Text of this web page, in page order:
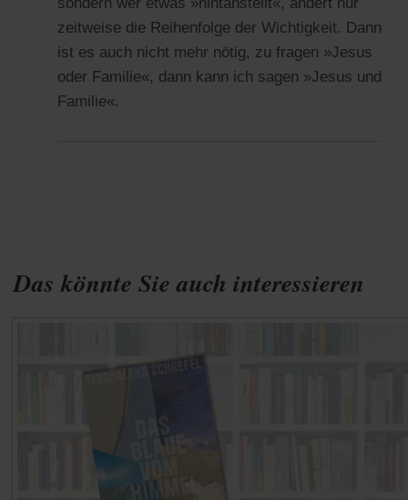
Das könnte Sie auch interessieren
zeitweise die Reihenfolge der Wichtigkeit. Dann
ist es auch nicht mehr nötig, zu fragen »Jesus
oder Familie«, dann kann ich sagen »Jesus und
Familie«.